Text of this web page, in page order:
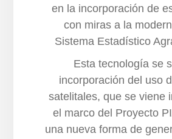
en la incorporación de
con miras a la
Sistema Estadístico
Esta tecnología se
incorporación del uso
satelitales, que se viene
el marco del Proyecto
una nueva forma de